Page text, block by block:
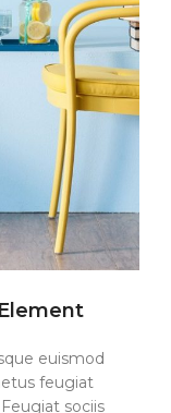
euismod
feugiat
sociis